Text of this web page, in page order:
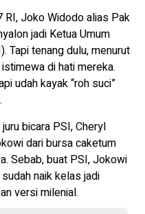
RI, Joko Widodo alias Pak
jadi Ketua Umum
Tapi tenang dulu, menurut
di hati mereka.
udah kayak “roh suci”
bicara PSI, Cheryl
dari bursa caketum
Sebab, buat PSI, Jokowi
naik kelas jadi
versi milenial.